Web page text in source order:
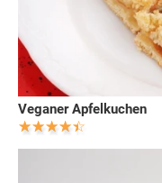
Veganer Apfelkuchen